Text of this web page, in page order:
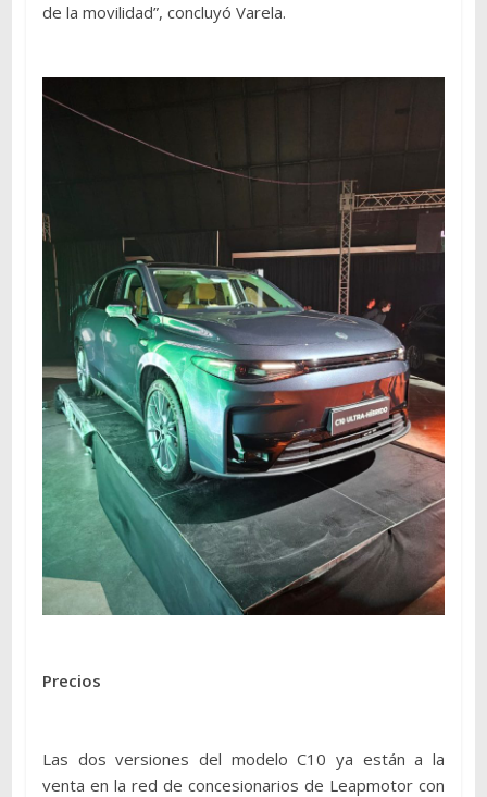
de la movilidad”, concluyó Varela.
Precios
Las dos versiones del modelo C10 ya están a la
venta en la red de concesionarios de Leapmotor con